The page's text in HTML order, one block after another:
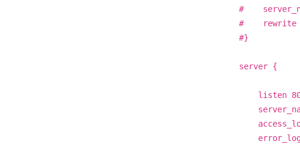
#
# rewrite ^/
#}
server {
listen
error_log /